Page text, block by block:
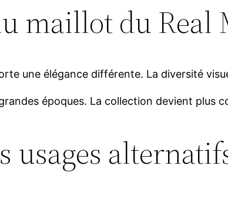
maillot du Real
une élégance différente. La diversité
époques. La collection devient plus
usages